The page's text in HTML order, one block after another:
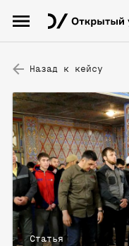
Назад к кейсу
Статья